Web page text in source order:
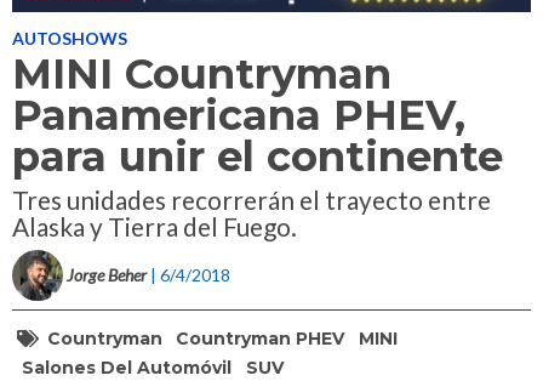
AUTOSHOWS
MINI Countryman
Panamericana PHEV,
para unir el continente
Tres unidades recorrerán el trayecto entre
Alaska y Tierra del Fuego.
Jorge Beher | 6/4/2018
Countryman Countryman PHEV
MINI
Salones Del Automóvil
SUV